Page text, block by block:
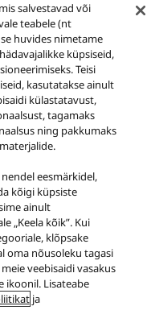
info
1200-seeria SL-1210G
Act
Europe GmbH
salvestavad või
teabele (nt
huvides nimetame
küpsiseid,
Teisi
kasutatakse ainult
külastatavust,
tagamaks
ning pakkumaks
eesmärkidel,
kõigi küpsiste
ainult
„Keela kõik”. Kui
klõpsake
oma nõusoleku tagasi
veebisaidi vasakus
ikoonil. Lisateabe
ja